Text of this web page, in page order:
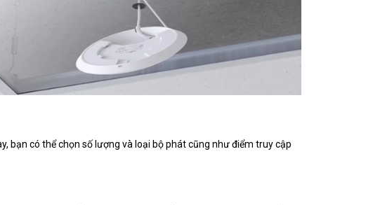
bạn có thể chọn số lượng và loại bộ phát cũng như điểm truy cập